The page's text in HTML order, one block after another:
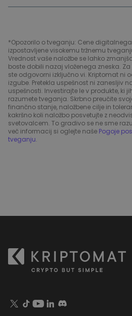
*Opozorilo o tveganju: Cene
izpostavljene visokemu tržnemu
Vrednost vaše naložbe se lahko
boste dobili nazaj vloženega zneska.
ste odgovorni izključno vi. Kriptomat ni
izgube. Pretekla uspešnost ni zanesljiv
uspešnosti. Investirajte le v produkte, ki
razumete tveganja. Skrbno preučite
finančno stanje, naložbene cilje in
kakršno koli naložbo posvetujte z
svetovalcem. To gradivo se ne sme
več informacij si oglejte naše Pogoje
tveganju.